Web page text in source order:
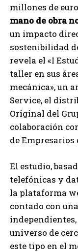
millones de
mano de obra
un impacto
sostenibilidad
revela el «I
taller en sus
mecánica», un
Service, el
Original del
colaboración
de Empresarios
El estudio,
telefónicas y
la plataforma
contado con
universo de
este tipo en el